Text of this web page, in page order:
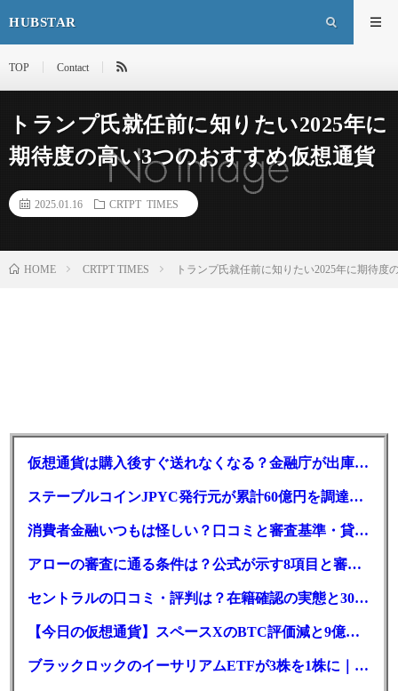
HUBSTAR
TOP Contact
トランプ氏就任前に知りたい2025年に
期待度の高い3つのおすすめ仮想通貨
2025.01.16 CRTPT TIMES
HOME CRTPT TIMES トランプ氏就任前に知りたい2025年に期待度
仮想通貨は購入後すぐ送れなくなる？金融庁が出庫制限を要請
ステーブルコインJPYC発行元が累計60億円を調達、物流大手も出資参画
消費者金融いつもは怪しい？口コミと審査基準・貸付条件を調査
アローの審査に通る条件は？公式が示す8項目と審査時間
セントラルの口コミ・評判は？在籍確認の実態と30日金利0円の落とし穴
【今日の仮想通貨】スペースXのBTC評価減と9億株の解禁。208億円相当のBTCが盗難
ブラックロックのイーサリアムETFが3株を1株に｜年初来37%安